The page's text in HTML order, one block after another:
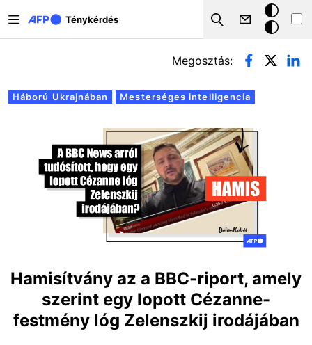
Ténykérdés
Search
Sötét
mód
Elsődleges fülek
Háború Ukrajnában Mesterséges intelligencia
Megosztás:
Hamisítvány az a BBC-riport, amely
szerint egy lopott Cézanne-
festmény lóg Zelenszkij irodájában